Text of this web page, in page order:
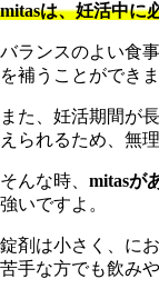
mitasは、妊活中に
バランスのよい食
を補うことができま
また、妊活期間が
えられるため、無
そんな時、 mitasが
強いですよ。
錠剤は小さく、に
苦手な方でも飲み